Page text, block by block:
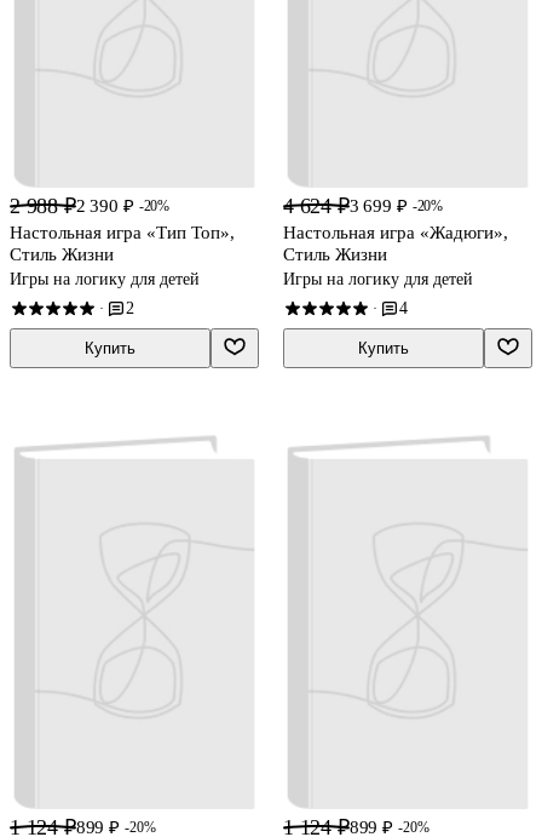
2 988 ₽2 390 ₽ -20%
Настольная игра «Тип Топ»,
Стиль Жизни
Игры на логику для детей
· 2
Купить
4 624 ₽3 699 ₽ -20%
Настольная игра «Жадюги»,
Стиль Жизни
Игры на логику для детей
· 4
Купить
1 124 ₽899 ₽ -20% 1 124 ₽899 ₽ -20%